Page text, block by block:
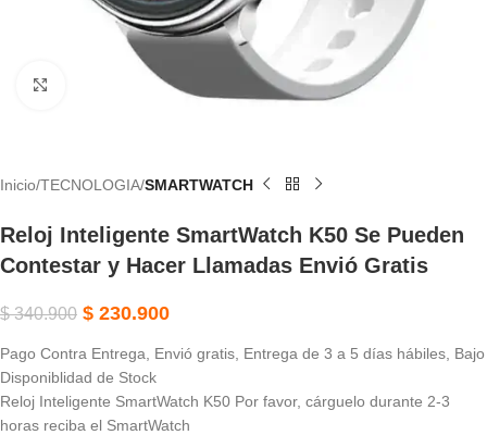
Haga Clic Para Ampliar
Inicio TECNOLOGIA SMARTWATCH
Reloj Inteligente SmartWatch K50 Se Pueden
Contestar y Hacer Llamadas Envió Gratis
$340.900 $ 230.900
Pago Contra Entrega, Envió gratis, Entrega de 3 a 5 días hábiles, Bajo
Disponiblidad de Stock
Reloj Inteligente SmartWatch K50 Por favor, cárguelo durante 2-3
horas reciba el SmartWatch